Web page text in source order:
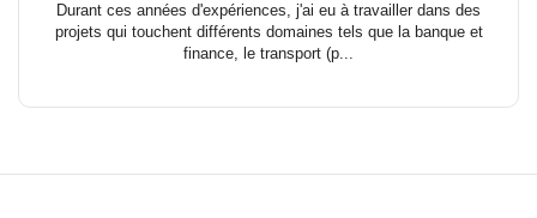
Durant ces années d'expériences, j'ai eu à travailler dans des
projets qui touchent différents domaines tels que la banque et
finance, le transport (p...